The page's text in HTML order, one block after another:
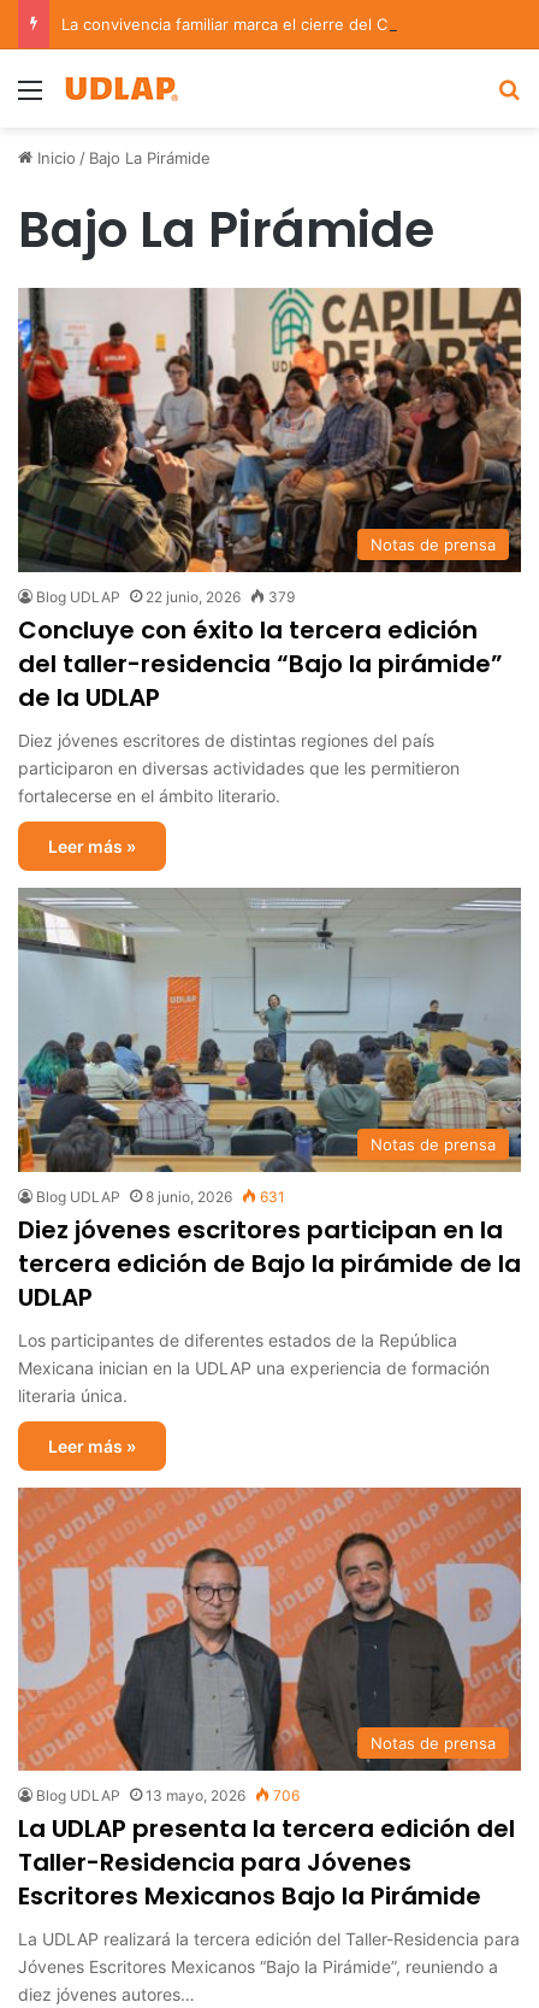
Menu
Inicio / Bajo La Pirámide
Bajo La Pirámide
Notas de prensa
Blog UDLAP 22 junio, 2026 379
Concluye con éxito la tercera edición
del taller-residencia “Bajo la pirámide”
de la UDLAP
Diez jóvenes escritores de distintas regiones del país
participaron en diversas actividades que les permitieron
fortalecerse en el ámbito literario.
Leer más »
Notas de prensa
Blog UDLAP 8 junio, 2026 631
Diez jóvenes escritores participan en la
tercera edición de Bajo la pirámide de la
UDLAP
Los participantes de diferentes estados de la República
Mexicana inician en la UDLAP una experiencia de formación
literaria única.
Leer más »
Notas de prensa
Blog UDLAP 13 mayo, 2026 706
La UDLAP presenta la tercera edición del
Taller-Residencia para Jóvenes
Escritores Mexicanos Bajo la Pirámide
La UDLAP realizará la tercera edición del Taller-Residencia para
Jóvenes Escritores Mexicanos “Bajo la Pirámide”, reuniendo a
diez jóvenes autores…